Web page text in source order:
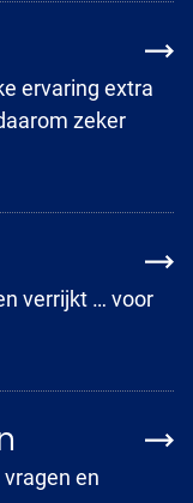
ervaring extra
zeker
verrijkt … voor
en